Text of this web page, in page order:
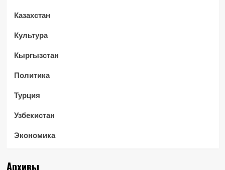
Казахстан
Культура
Кыргызстан
Политика
Турция
Узбекистан
Экономика
Архивы